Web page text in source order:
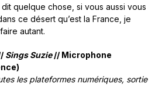
quelque chose, si vous aussi vous
ce désert qu’est la France, je
autant.
Sings Suzie// Microphone
les plateformes numériques, sortie